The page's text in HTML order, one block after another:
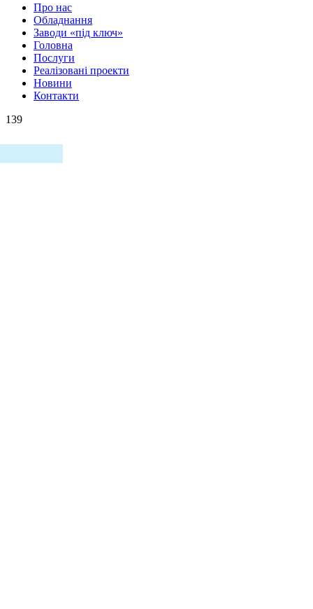
Про нас
Обладнання
Заводи «під ключ»
Головна
Послуги
Реалізовані проекти
Новини
Контакти
139